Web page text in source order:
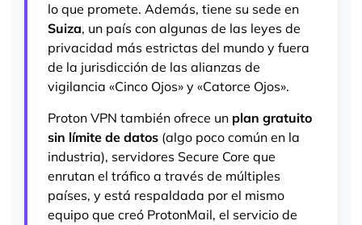
lo que promete. Además, tiene su sede en
Suiza, un país con algunas de las leyes de
privacidad más estrictas del mundo y fuera
de la jurisdicción de las alianzas de
vigilancia «Cinco Ojos» y «Catorce Ojos».
Proton VPN también ofrece un plan gratuito
sin límite de datos (algo poco común en la
industria), servidores Secure Core que
enrutan el tráfico a través de múltiples
países, y está respaldada por el mismo
equipo que creó ProtonMail, el servicio de